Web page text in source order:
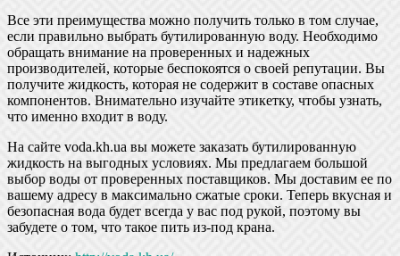
Все эти преимущества можно получить только в том случае,
если правильно выбрать бутилированную воду. Необходимо
обращать внимание на проверенных и надежных
производителей, которые беспокоятся о своей репутации. Вы
получите жидкость, которая не содержит в составе опасных
компонентов. Внимательно изучайте этикетку, чтобы узнать,
что именно входит в воду.
На сайте voda.kh.ua вы можете заказать бутилированную
жидкость на выгодных условиях. Мы предлагаем большой
выбор воды от проверенных поставщиков. Мы доставим ее по
вашему адресу в максимально сжатые сроки. Теперь вкусная и
безопасная вода будет всегда у вас под рукой, поэтому вы
забудете о том, что такое пить из-под крана.